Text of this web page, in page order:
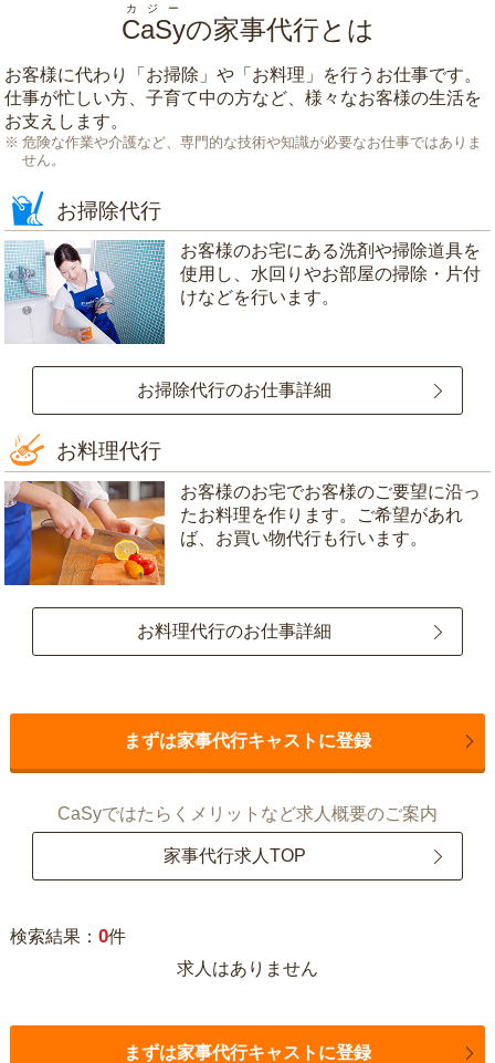
CaSy
カジー
の家事代行とは
お客様に代わり「 お掃除 」や「 お料理 」を行うお仕事です。
仕事が忙しい方、子育て中の方など、様々なお客様の生活を
お支えします。
危険な作業や介護など、専門的な技術や知識が必要なお仕事ではありま
せん。
お掃除代行
お客様のお宅にある洗剤や掃除道具を
使用し、水回りやお部屋の掃除・片付
けなどを行います。
お掃除代行のお仕事詳細
お料理代行
お客様のお宅でお客様のご要望に沿っ
たお料理を作ります。ご希望があれ
ば、お買い物代行も行います。
お料理代行のお仕事詳細
まずは家事代行キャストに登録
CaSyではたらくメリットなど求人概要のご案内
家事代行求人TOP
検索結果： 0件
求人はありません
まずは家事代行キャストに登録